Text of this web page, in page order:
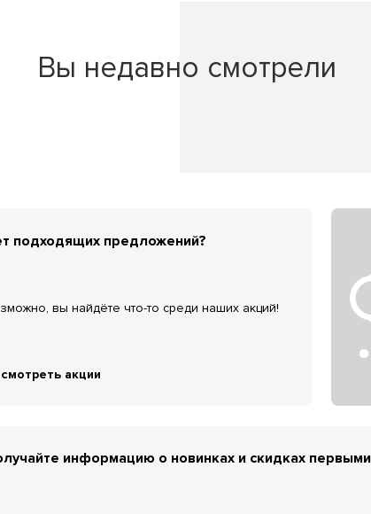
Вы недавно смотрели
подходящих предложений?
вы найдёте что-то среди наших акций!
акции
информацию о новинках и скидках